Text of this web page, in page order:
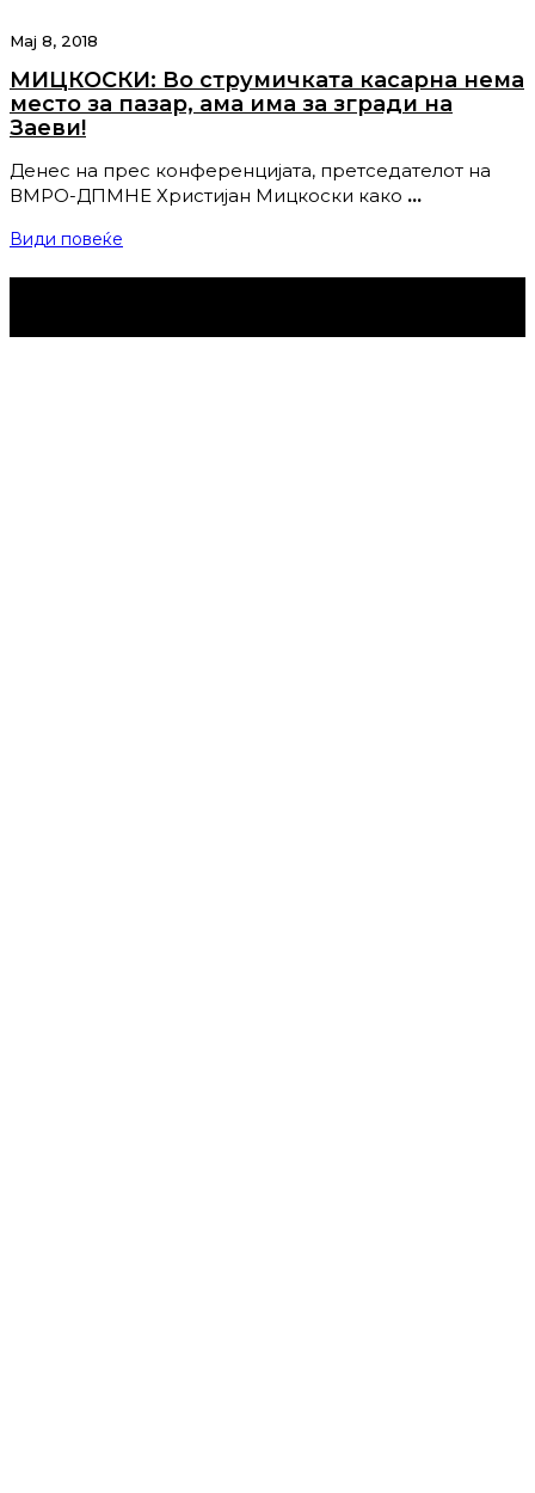
Мај 8, 2018
МИЦКОСКИ: Во струмичката касарна нема
место за пазар, ама има за згради на
Заеви!
Денес на прес конференцијата, претседателот на
ВМРО-ДПМНЕ Христијан Мицкоски како …
Види повеќе